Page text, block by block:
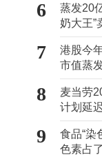
6
蒸发20
奶大王”
7
港股今
市值蒸
8
麦当劳
计划延
9
食品“染
色素占